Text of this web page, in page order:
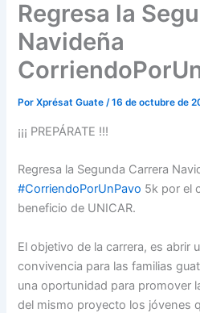
Regresa la
Navideña
PorXprésat Guate/16 de octubre de
¡¡¡ PREPÁRATE !!!
Regresa la Segunda Carrera
‪#‎CorriendoPorUnPavo‬ 5k por el
beneficio de UNICAR.
El objetivo de la carrera, es abrir
convivencia para las familias
una oportunidad para promover
del mismo proyecto los jóvenes